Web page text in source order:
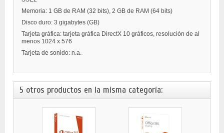
Memoria: 1 GB de RAM (32 bits), 2 GB de RAM (64 bits)
Disco duro: 3 gigabytes (GB)
Tarjeta gráfica: tarjeta gráfica DirectX 10 gráficos, resolución de al
menos 1024 x 576
Tarjeta de sonido: n.a.
5 otros productos en la misma categoría: